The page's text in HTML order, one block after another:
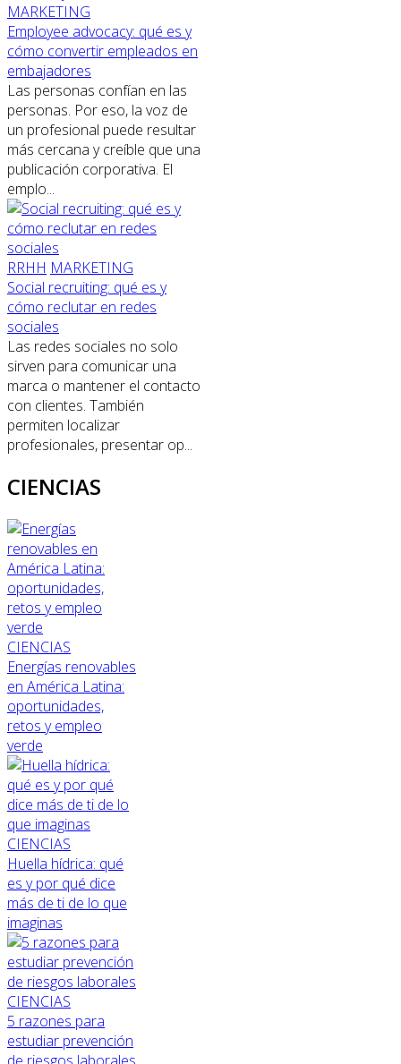
MARKETING
Employee advocacy: qué es y
cómo convertir empleados en
embajadores
Las personas confían en las
personas. Por eso, la voz de
un profesional puede resultar
más cercana y creíble que una
publicación corporativa. El
emplo...
RRHH MARKETING
Social recruiting: qué es y
cómo reclutar en redes
sociales
Las redes sociales no solo
sirven para comunicar una
marca o mantener el contacto
con clientes. También
permiten localizar
profesionales, presentar op...
CIENCIAS
CIENCIAS
Energías renovables
en América Latina:
oportunidades,
retos y empleo
verde
CIENCIAS
Huella hídrica: qué
es y por qué dice
más de ti de lo que
imaginas
CIENCIAS
5 razones para
estudiar prevención